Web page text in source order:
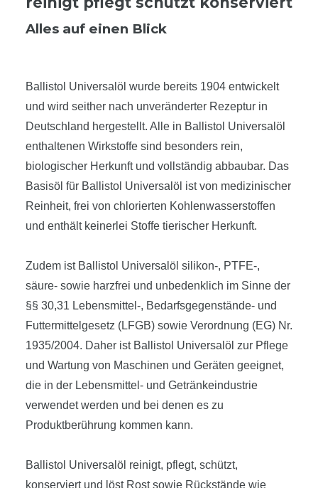
Alles auf einen Blick
Ballistol Universalöl wurde bereits 1904 entwickelt
und wird seither nach unveränderter Rezeptur in
Deutschland hergestellt. Alle in Ballistol Universalöl
enthaltenen Wirkstoffe sind besonders rein,
biologischer Herkunft und vollständig abbaubar. Das
Basisöl für Ballistol Universalöl ist von medizinischer
Reinheit, frei von chlorierten Kohlenwasserstoffen
und enthält keinerlei Stoffe tierischer Herkunft.
Zudem ist Ballistol Universalöl silikon-, PTFE-,
säure- sowie harzfrei und unbedenklich im Sinne der
§§ 30,31 Lebensmittel-, Bedarfsgegenstände- und
Futtermittelgesetz (LFGB) sowie Verordnung (EG) Nr.
1935/2004. Daher ist Ballistol Universalöl zur Pflege
und Wartung von Maschinen und Geräten geeignet,
die in der Lebensmittel- und Getränkeindustrie
verwendet werden und bei denen es zu
Produktberührung kommen kann.
Ballistol Universalöl reinigt, pflegt, schützt,
konserviert und löst Rost sowie Rückstände wie